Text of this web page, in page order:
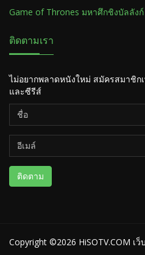
Game of Thrones มหาศึกชิงบัลลังก์
ติดตามเรา
ไม่อยากพลาดหนังใหม่ สมัครสมาชิก
และซีรีส์
ติดตาม
Copyright ©2026 HiSOTV.COM